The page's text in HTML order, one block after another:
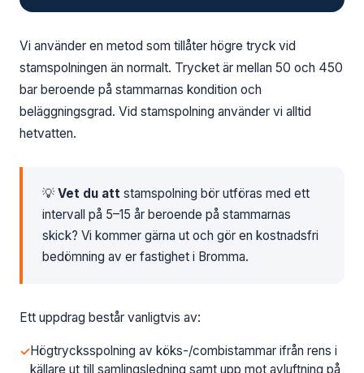
Vi använder en metod som tillåter högre tryck vid
stamspolningen än normalt. Trycket är mellan 50 och 450
bar beroende på stammarnas kondition och
beläggningsgrad. Vid stamspolning använder vi alltid
hetvatten.
💡 Vet du att stamspolning bör utföras med ett
intervall på 5–15 år beroende på stammarnas
skick? Vi kommer gärna ut och gör en kostnadsfri
bedömning av er fastighet i Bromma.
Ett uppdrag består vanligtvis av:
Högtrycksspolning av köks-/combistammar ifrån rens i
källare ut till samlingsledning samt upp mot avluftning på